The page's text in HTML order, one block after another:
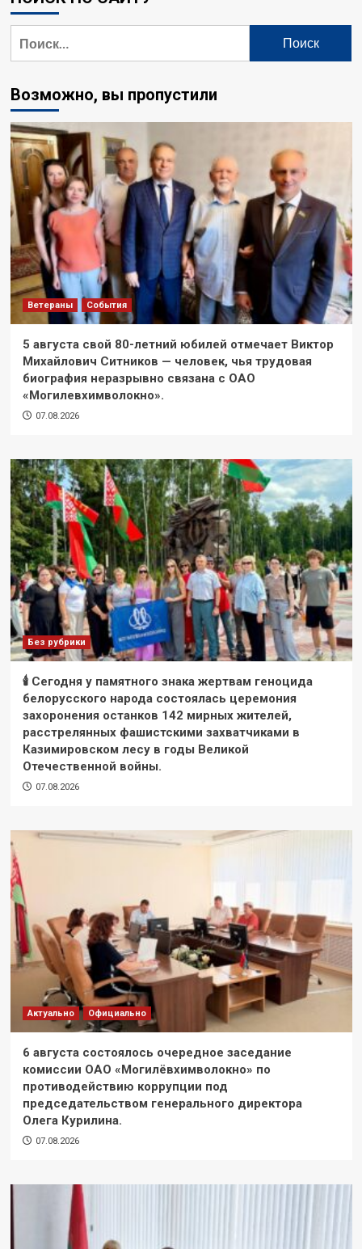
Возможно, вы пропустили
Ветераны События
5 августа свой 80-летний юбилей отмечает Виктор
Михайлович Ситников — человек, чья трудовая
биография неразрывно связана с ОАО
«Могилевхимволокно».
07.08.2026
Без рубрики
🕯 Сегодня у памятного знака жертвам геноцида
белорусского народа состоялась церемония
захоронения останков 142 мирных жителей,
расстрелянных фашистскими захватчиками в
Казимировском лесу в годы Великой
Отечественной войны.
07.08.2026
Актуально Официально
6 августа состоялось очередное заседание
комиссии ОАО «Могилёвхимволокно» по
противодействию коррупции под
председательством генерального директора
Олега Курилина.
07.08.2026